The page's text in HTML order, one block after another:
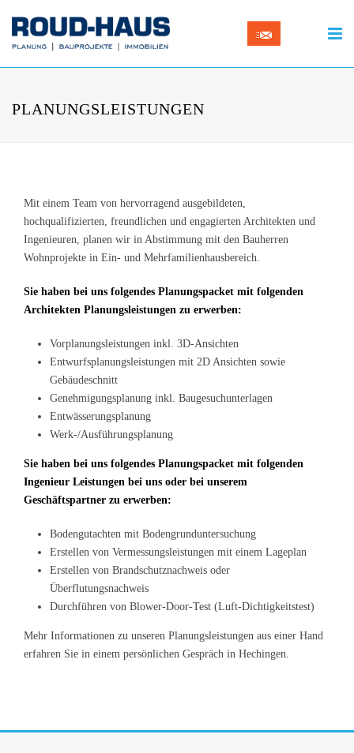
PLANUNGSLEISTUNGEN
Mit einem Team von hervorragend ausgebildeten,
hochqualifizierten, freundlichen und engagierten Architekten und
Ingenieuren, planen wir in Abstimmung mit den Bauherren
Wohnprojekte in Ein- und Mehrfamilienhausbereich.
Sie haben bei uns folgendes Planungspacket mit folgenden
Architekten Planungsleistungen zu erwerben:
Vorplanungsleistungen inkl. 3D-Ansichten
Entwurfsplanungsleistungen mit 2D Ansichten sowie
Gebäudeschnitt
Genehmigungsplanung inkl. Baugesuchunterlagen
Entwässerungsplanung
Werk-/Ausführungsplanung
Sie haben bei uns folgendes Planungspacket mit folgenden
Ingenieur Leistungen bei uns oder bei unserem
Geschäftspartner zu erwerben:
Bodengutachten mit Bodengrunduntersuchung
Erstellen von Vermessungsleistungen mit einem Lageplan
Erstellen von Brandschutznachweis oder
Überflutungsnachweis
Durchführen von Blower-Door-Test (Luft-Dichtigkeitstest)
Mehr Informationen zu unseren Planungsleistungen aus einer Hand
erfahren Sie in einem persönlichen Gespräch in Hechingen.